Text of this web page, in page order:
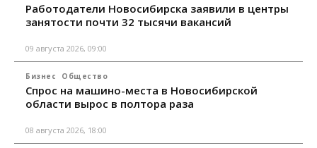
Работодатели Новосибирска заявили в центры
занятости почти 32 тысячи вакансий
09 августа 2026, 09:00
Бизнес Общество
Спрос на машино-места в Новосибирской
области вырос в полтора раза
08 августа 2026, 18:00